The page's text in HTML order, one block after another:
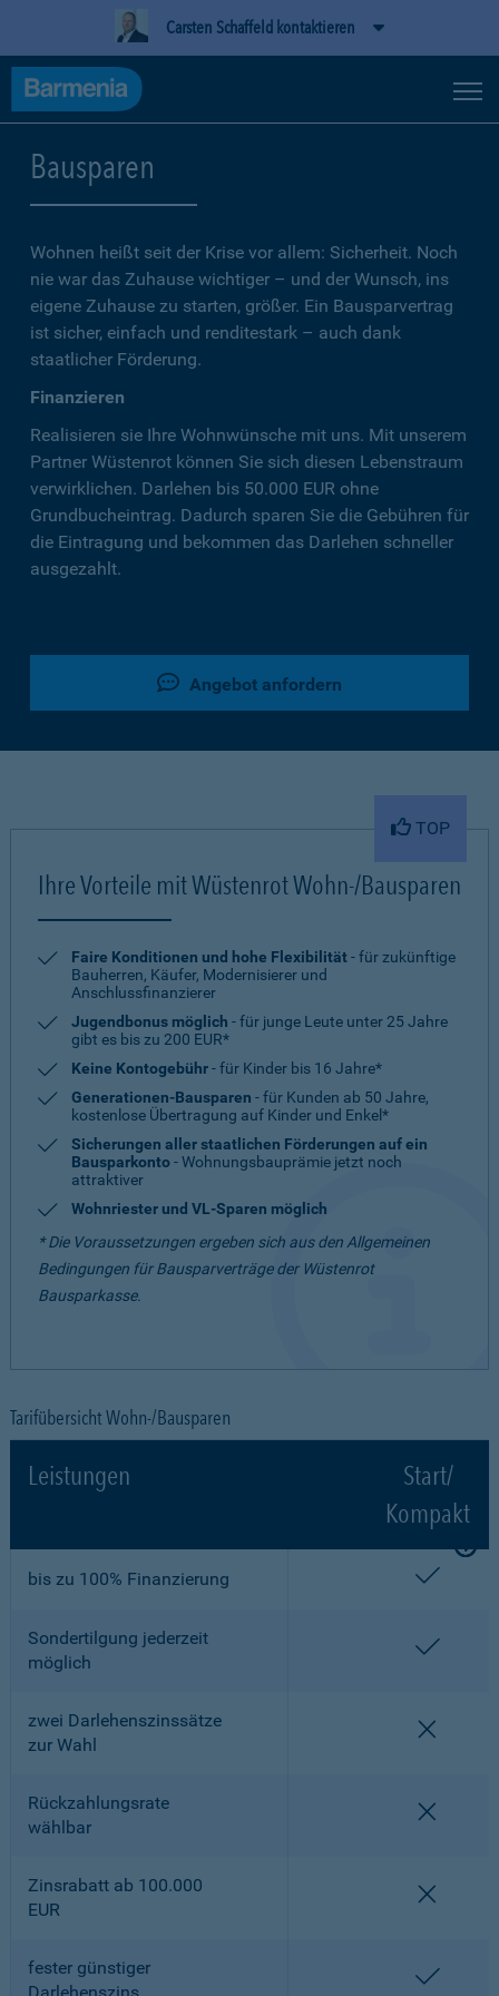
Carsten Schaffeld kontaktieren
Bausparen
Wohnen heißt seit der Krise vor allem: Sicherheit. Noch
nie war das Zuhause wichtiger – und der Wunsch, ins
eigene Zuhause zu starten, größer. Ein Bausparvertrag
ist sicher, einfach und renditestark – auch dank
staatlicher Förderung.
Finanzieren
Realisieren sie Ihre Wohnwünsche mit uns. Mit unserem
Partner Wüstenrot können Sie sich diesen Lebenstraum
verwirklichen. Darlehen bis 50.000 EUR ohne
Grundbucheintrag. Dadurch sparen Sie die Gebühren für
die Eintragung und bekommen das Darlehen schneller
ausgezahlt.
Angebot anfordern
TOP
Ihre Vorteile mit Wüstenrot Wohn-/Bausparen
Faire Konditionen und hohe Flexibilität- für zukünftige
Bauherren, Käufer, Modernisierer und
Anschlussfinanzierer
Jugendbonus möglich - für junge Leute unter 25 Jahre
gibt es bis zu 200 EUR*
Keine Kontogebühr- für Kinder bis 16 Jahre*
Generationen-Bausparen - für Kunden ab 50 Jahre,
kostenlose Übertragung auf Kinder und Enkel*
Sicherungen aller staatlichen Förderungen auf ein
Bausparkonto- Wohnungsbauprämie jetzt noch
attraktiver
Wohnriester und VL-Sparen möglich
* Die Voraussetzungen ergeben sich aus den Allgemeinen
Bedingungen für Bausparverträge der Wüstenrot
Bausparkasse.
Tarifübersicht Wohn-/Bausparen
Leistungen
Start/
Kompakt
bis zu 100% Finanzierung
Sondertilgung jederzeit
möglich
zwei Darlehenszinssätze
zur Wahl
Rückzahlungsrate
wählbar
Zinsrabatt ab 100.000
EUR
fester günstiger